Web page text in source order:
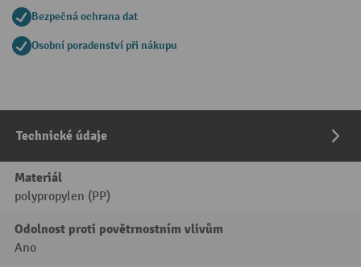
Bezpečná ochrana dat
Osobní poradenství při nákupu
Technické údaje
Materiál
polypropylen (PP)
Odolnost proti povětrnostním vlivům
Ano